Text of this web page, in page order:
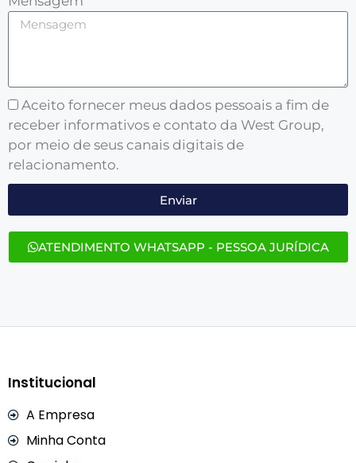
Aceito fornecer meus dados pessoais a fim de
receber informativos e contato da West Group,
por meio de seus canais digitais de
relacionamento.
Enviar
ATENDIMENTO WHATSAPP - PESSOA JURÍDICA
Institucional
A Empresa
Minha Conta